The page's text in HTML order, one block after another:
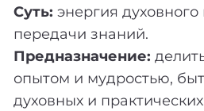
Суть: энергия
передачи знаний.
Предназначение:
опытом и мудростью,
духовных и